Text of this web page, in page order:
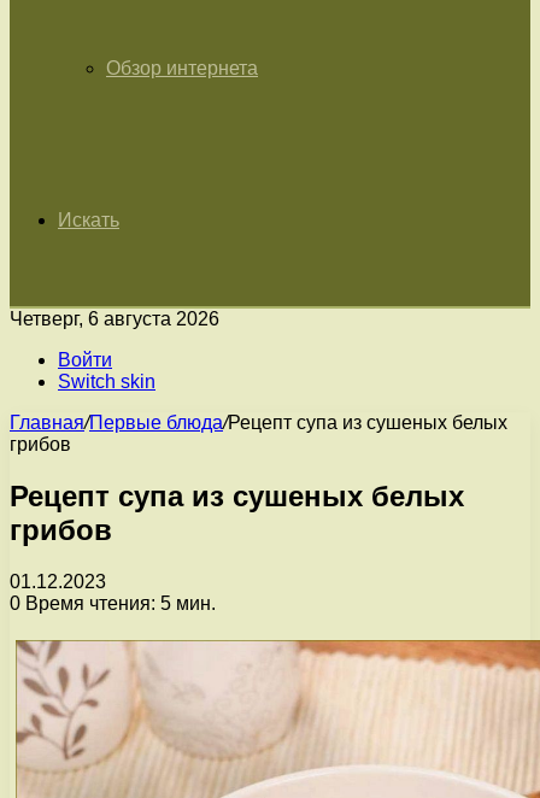
Обзор интернета
Искать
Четверг, 6 августа 2026
Войти
Switch skin
Главная/Первые блюда/Рецепт супа из сушеных белых
грибов
Рецепт супа из сушеных белых
грибов
01.12.2023
0 Время чтения: 5 мин.